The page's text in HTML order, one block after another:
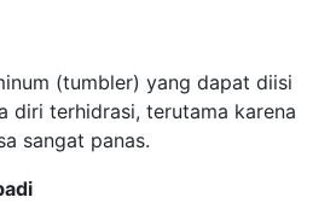
(tumbler) yang dapat diisi
diri terhidrasi, terutama karena
sangat panas.